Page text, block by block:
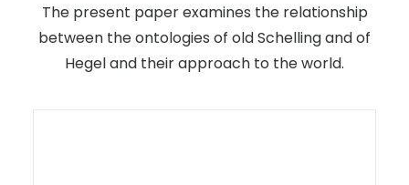
The present paper examines the relationship
between the ontologies of old Schelling and of
Hegel and their approach to the world.